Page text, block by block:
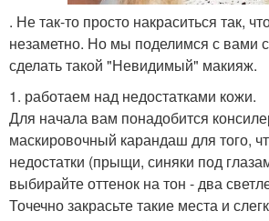
. Не так-то просто накраситься так,
незаметно. Но мы поделимся с вами
сделать такой "Невидимый" макияж.
1. работаем над недостатками кожи.
Для начала вам понадобится
маскировочный карандаш для того,
недостатки (прыщи, синяки под
выбирайте оттенок на тон - два
Точечно закрасьте такие места и